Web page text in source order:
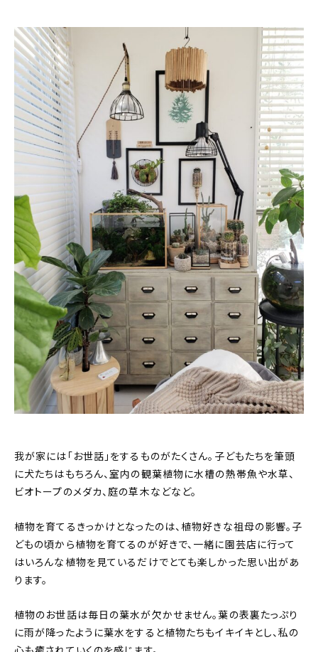
About
会社概要
プライバシーポリシー
お問い合わせ
我が家には「お世話」をするものがたくさん。子どもたちを筆頭
に犬たちはもちろん、室内の観葉植物に水槽の熱帯魚や水草、
ビオトープのメダカ、庭の草木などなど。
植物を育てるきっかけとなったのは、植物好きな祖母の影響。子
どもの頃から植物を育てるのが好きで、一緒に園芸店に行って
はいろんな植物を見ているだけでとても楽しかった思い出があ
ります。
植物のお世話は毎日の葉水が欠かせません。葉の表裏たっぷり
に雨が降ったように葉水をすると植物たちもイキイキとし、私の